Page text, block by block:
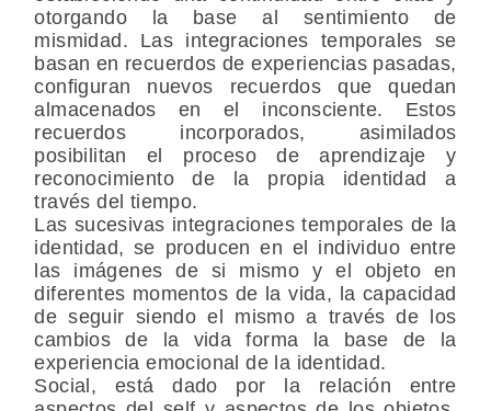
otorgando la base al sentimiento de
mismidad. Las integraciones temporales se
basan en recuerdos de experiencias pasadas,
configuran nuevos recuerdos que quedan
almacenados en el inconsciente. Estos
recuerdos incorporados, asimilados
posibilitan el proceso de aprendizaje y
reconocimiento de la propia identidad a
través del tiempo.
Las sucesivas integraciones temporales de la
identidad, se producen en el individuo entre
las imágenes de si mismo y el objeto en
diferentes momentos de la vida, la capacidad
de seguir siendo el mismo a través de los
cambios de la vida forma la base de la
experiencia emocional de la identidad.
Social, está dado por la relación entre